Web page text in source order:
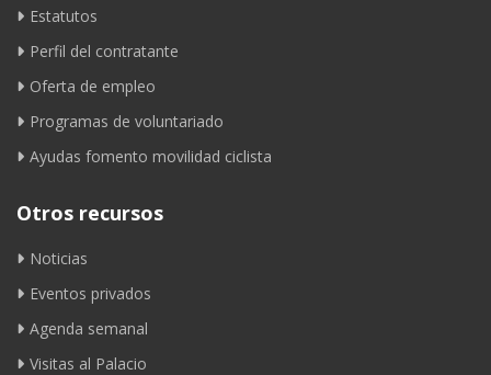
Estatutos
Perfil del contratante
Oferta de empleo
Programas de voluntariado
Ayudas fomento movilidad ciclista
Otros recursos
Noticias
Eventos privados
Agenda semanal
Visitas al Palacio